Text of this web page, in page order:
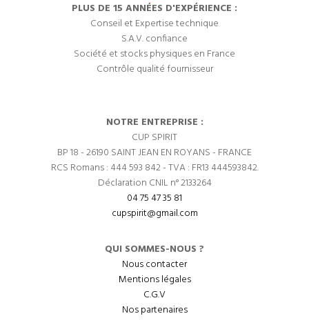
PLUS DE 15 ANNÉES D'EXPÉRIENCE :
Conseil et Expertise technique
S.A.V. confiance
Société et stocks physiques en France
Contrôle qualité fournisseur
NOTRE ENTREPRISE :
CUP SPIRIT
BP 18 - 26190 SAINT JEAN EN ROYANS - FRANCE
RCS Romans : 444 593 842 - TVA : FR13 444593842.
Déclaration CNIL n° 2133264
04 75 47 35 81
cupspirit@gmail.com
QUI SOMMES-NOUS ?
Nous contacter
Mentions légales
C.G.V
Nos partenaires